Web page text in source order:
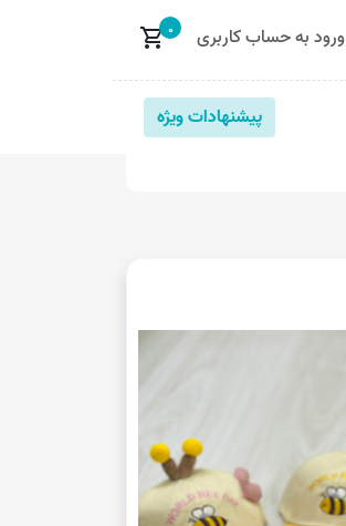
ورود به حساب کاربری shopping_cart0
پیشنهادات ویژه